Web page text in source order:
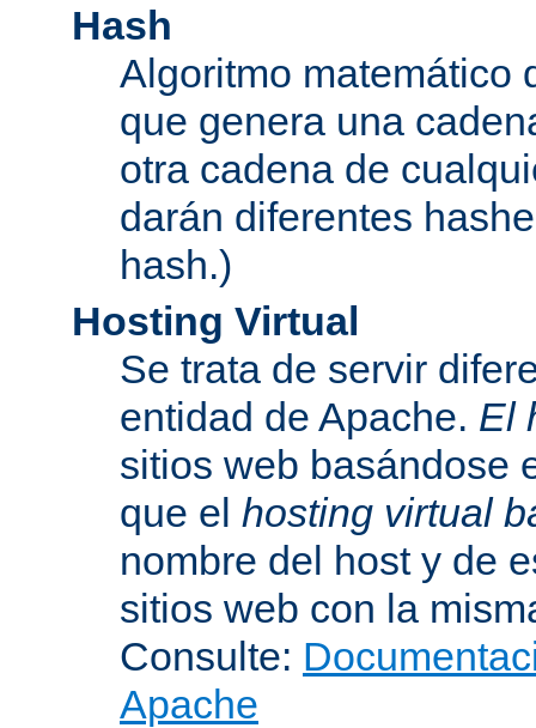
Hash
Algoritmo matemático
que genera una
otra cadena de
darán diferentes
hash.)
Hosting Virtual
Se trata de servir
entidad de Apache. El
sitios web basándose
que el hosting virtual
nombre del host y de
sitios web con la
Consulte:
Apache